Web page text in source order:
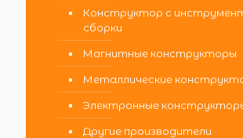
Конструктор с
сборки
Магнитные конструкторы
Металлические
Электронные
Другие производители